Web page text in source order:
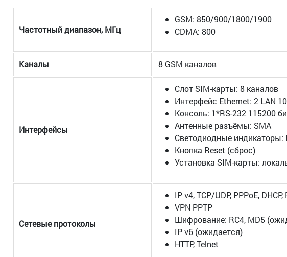
Частотный диапазон, МГц
GSM: 850/900/1800/1900
CDMA: 800
Каналы 8 GSM каналов
Интерфейсы
Слот SIM-карты: 8 каналов
Интерфейс Ethernet: 2 LAN
Консоль: 1*RS-232 115200
Антенные разъёмы: SMA
Светодиодные индикаторы:
Кнопка Reset (сброс)
Установка SIM-карты:
Сетевые протоколы
IP v4, TCP/UDP, PPPoE, DHCP,
VPN PPTP
Шифрование: RC4, MD5
IP v6 (ожидается)
HTTP, Telnet